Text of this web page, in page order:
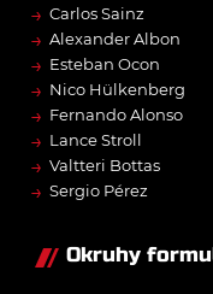
→ Carlos Sainz
→ Alexander Albon
→ Esteban Ocon
→ Nico Hülkenberg
→ Fernando Alonso
→ Lance Stroll
→ Valtteri Bottas
→ Sergio Pérez
Okruhy